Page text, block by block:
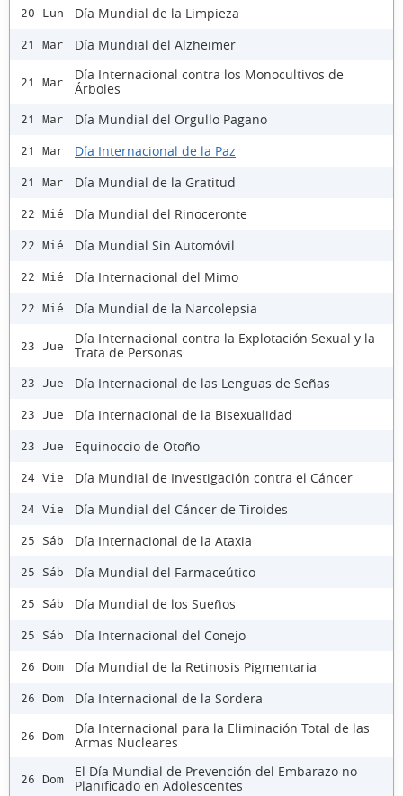
20 Lun Día Mundial de la Limpieza
21 Mar Día Mundial del Alzheimer
21 Mar
Día Internacional contra los Monocultivos de
Árboles
21 Mar Día Mundial del Orgullo Pagano
21 Mar Día Internacional de la Paz
21 Mar Día Mundial de la Gratitud
22 Mié Día Mundial del Rinoceronte
22 Mié Día Mundial Sin Automóvil
22 Mié Día Internacional del Mimo
22 Mié Día Mundial de la Narcolepsia
23 Jue
Día Internacional contra la Explotación Sexual y la
Trata de Personas
23 Jue Día Internacional de las Lenguas de Señas
23 Jue Día Internacional de la Bisexualidad
23 Jue Equinoccio de Otoño
24 Vie Día Mundial de Investigación contra el Cáncer
24 Vie Día Mundial del Cáncer de Tiroides
25 Sáb Día Internacional de la Ataxia
25 Sáb Día Mundial del Farmaceútico
25 Sáb Día Mundial de los Sueños
25 Sáb Día Internacional del Conejo
26 Dom Día Mundial de la Retinosis Pigmentaria
26 Dom Día Internacional de la Sordera
26 Dom
Día Internacional para la Eliminación Total de las
Armas Nucleares
26 Dom
El Día Mundial de Prevención del Embarazo no
Planificado en Adolescentes